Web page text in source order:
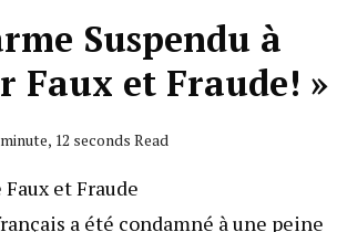
Suspendu à
Faux et Fraude! »
12 seconds Read
Faux et Fraude
a été condamné à une peine